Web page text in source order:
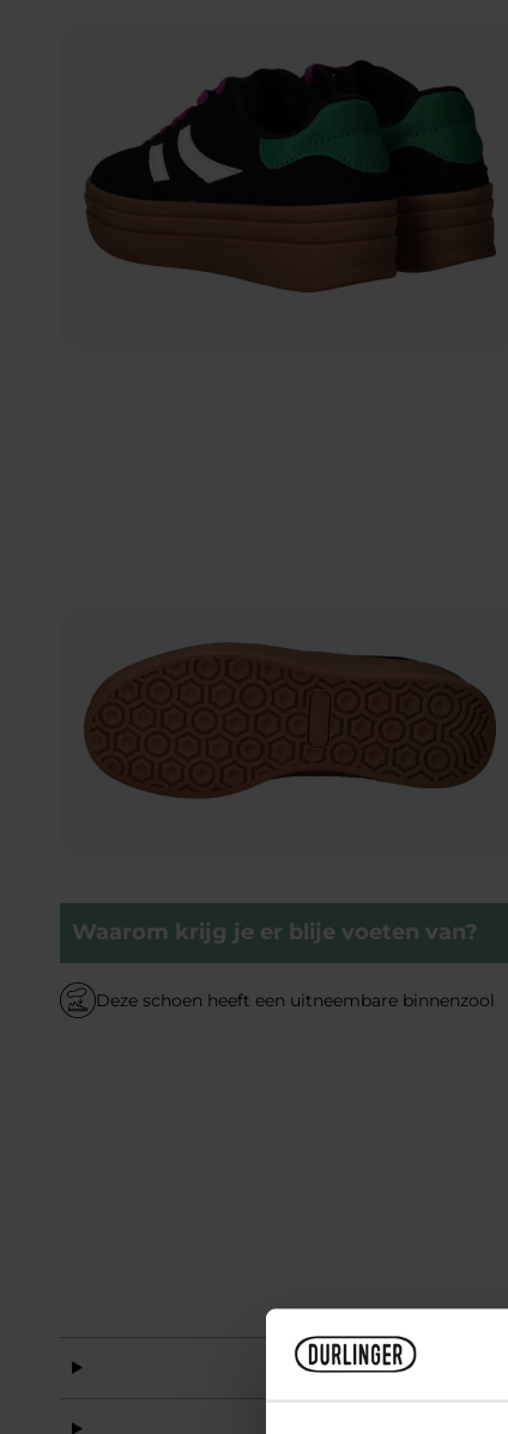
Waarom krijg je er blije voeten van?
Deze schoen heeft een uitneembare binnenzool